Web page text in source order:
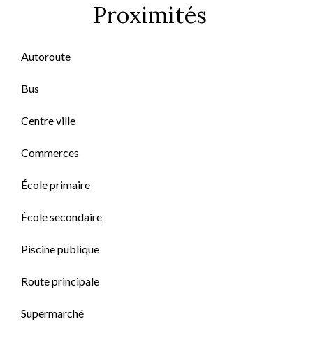
Proximités
Autoroute
Bus
Centre ville
Commerces
École primaire
École secondaire
Piscine publique
Route principale
Supermarché